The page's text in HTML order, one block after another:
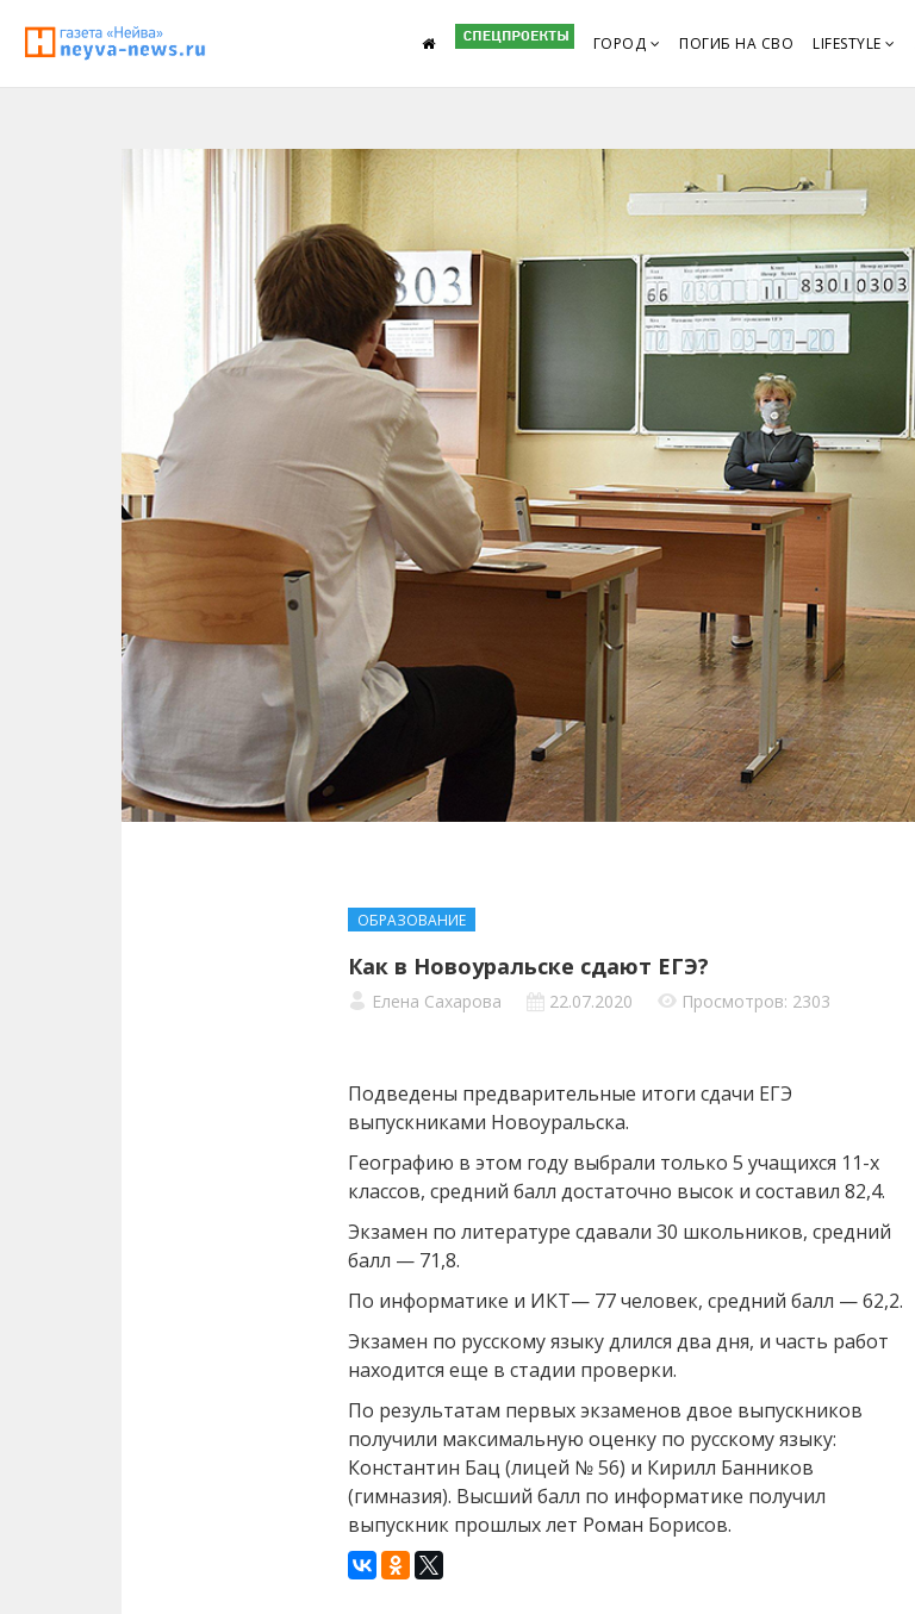
ГОРОД ПОГИБ НА СВО LIFESTYLE
ОБРАЗОВАНИЕ
Как в Новоуральске сдают ЕГЭ?
Елена Сахарова 22.07.2020 Просмотров: 2303
Подведены предварительные итоги сдачи ЕГЭ
выпускниками Новоуральска.
Географию в этом году выбрали только 5 учащихся 11-х
классов, средний балл достаточно высок и составил 82,4.
Экзамен по литературе сдавали 30 школьников, средний
балл — 71,8.
По информатике и ИКТ— 77 человек, средний балл — 62,2.
Экзамен по русскому языку длился два дня, и часть работ
находится еще в стадии проверки.
По результатам первых экзаменов двое выпускников
получили максимальную оценку по русскому языку:
Константин Бац (лицей № 56) и Кирилл Банников
(гимназия). Высший балл по информатике получил
выпускник прошлых лет Роман Борисов.